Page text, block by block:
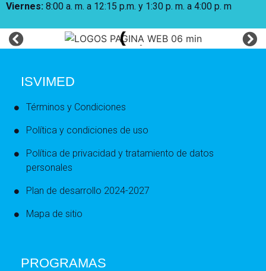
Viernes: 8:00 a. m. a 12:15 p.m. y 1:30 p. m. a 4:00 p. m
ISVIMED
Términos y Condiciones
Política y condiciones de uso
Política de privacidad y tratamiento de datos
personales
Plan de desarrollo 2024-2027
Mapa de sitio
PROGRAMAS